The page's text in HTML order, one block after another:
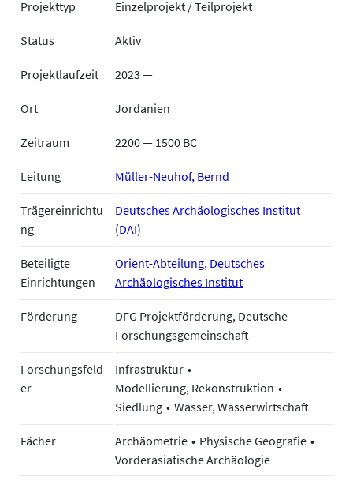
Projekttyp Einzelprojekt / Teilprojekt
Status Aktiv
Projektlaufzeit 2023 —
Ort Jordanien
Zeitraum 2200 — 1500 BC
Leitung Müller-Neuhof, Bernd
Trägereinrichtu
ng
Deutsches Archäologisches Institut
(DAI)
Beteiligte
Einrichtungen
Orient-Abteilung, Deutsches
Archäologisches Institut
Förderung
DFG Projektförderung, Deutsche
Forschungsgemeinschaft
Forschungsfeld
er
Infrastruktur
Modellierung, Rekonstruktion
Siedlung
Wasser, Wasserwirtschaft
Fächer Archäometrie
Physische Geografie
Vorderasiatische Archäologie